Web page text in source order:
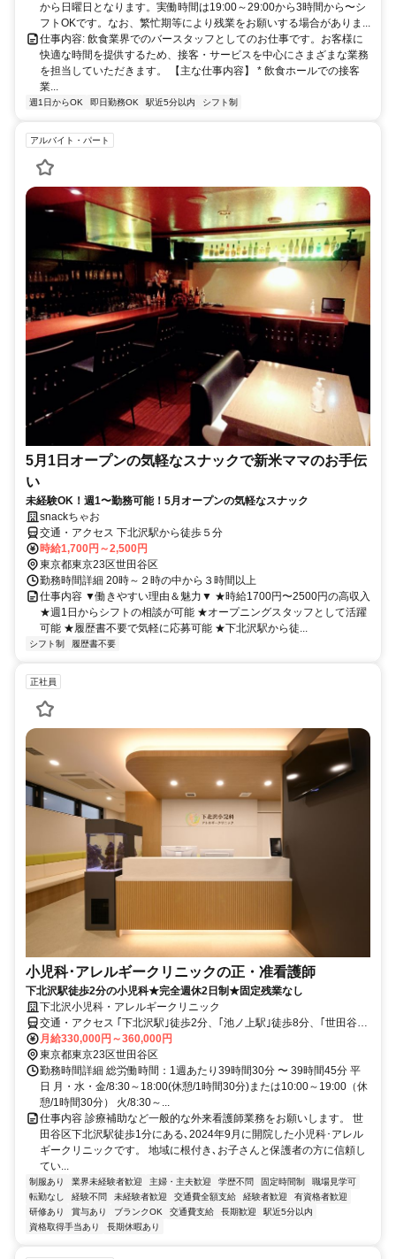
から日曜日となります。実働時間は19:00～29:00から3時間から〜シ
フトOKです。なお、繁忙期等により残業をお願いする場合がありま...
仕事内容: 飲食業界でのバースタッフとしてのお仕事です。お客様に
快適な時間を提供するため、接客・サービスを中心にさまざまな業務
を担当していただきます。 【主な仕事内容】 * 飲食ホールでの接客
業...
週1日からOK 即日勤務OK 駅近5分以内 シフト制
アルバイト・パート
5月1日オープンの気軽なスナックで新米ママのお手伝
い
未経験OK！週1〜勤務可能！5月オープンの気軽なスナック
snackちゃお
交通・アクセス 下北沢駅から徒歩５分
時給1,700円～2,500円
東京都東京23区世田谷区
勤務時間詳細 20時～２時の中から３時間以上
仕事内容 ▼働きやすい理由＆魅力▼ ★時給1700円〜2500円の高収入
★週1日からシフトの相談が可能 ★オープニングスタッフとして活躍
可能 ★履歴書不要で気軽に応募可能 ★下北沢駅から徒...
シフト制 履歴書不要
正社員
小児科･アレルギークリニックの正・准看護師
下北沢駅徒歩2分の小児科★完全週休2日制★固定残業なし
下北沢小児科・アレルギークリニック
交通・アクセス ｢下北沢駅｣徒歩2分、｢池ノ上駅｣徒歩8分、｢世田谷代
田駅｣徒歩9分、｢東北沢駅｣徒歩10分
月給330,000円～360,000円
東京都東京23区世田谷区
勤務時間詳細 総労働時間：1週あたり39時間30分 〜 39時間45分 平
日 月・水・金/8:30～18:00(休憩/1時間30分)または10:00～19:00（休
憩/1時間30分） 火/8:30～...
仕事内容 診療補助など一般的な外来看護師業務をお願いします。 世
田谷区下北沢駅徒歩1分にある､2024年9月に開院した小児科･アレル
ギークリニックです。 地域に根付き､お子さんと保護者の方に信頼し
てい...
制服あり 業界未経験者歓迎 主婦・主夫歓迎 学歴不問 固定時間制
職場見学可
転勤なし
経験不問 未経験者歓迎 交通費全額支給 経験者歓迎
有資格者歓迎
研修あり
賞与あり ブランクOK 交通費支給 長期歓迎
駅近5分以内
資格取得手当あり
長期休暇あり